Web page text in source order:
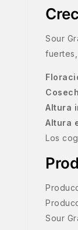
Sour
Altura
Altura
Los
Sour